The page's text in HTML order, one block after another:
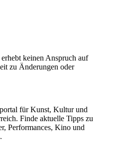
keinen Anspruch auf
zu Änderungen oder
für Kunst, Kultur und
Finde aktuelle Tipps zu
Performances, Kino und